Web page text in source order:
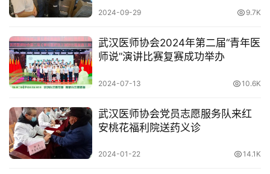
2024-09-29 9.7K
武汉医师协会2024年第二届“青年医
师说”演讲比赛复赛成功举办
2024-07-13 10.6K
武汉医师协会党员志愿服务队来红
安桃花福利院送药义诊
2024-01-22 14.1K